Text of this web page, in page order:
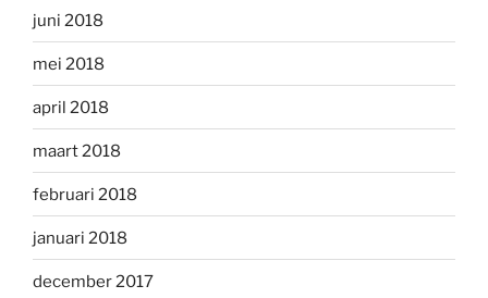
juni 2018
mei 2018
april 2018
maart 2018
februari 2018
januari 2018
december 2017